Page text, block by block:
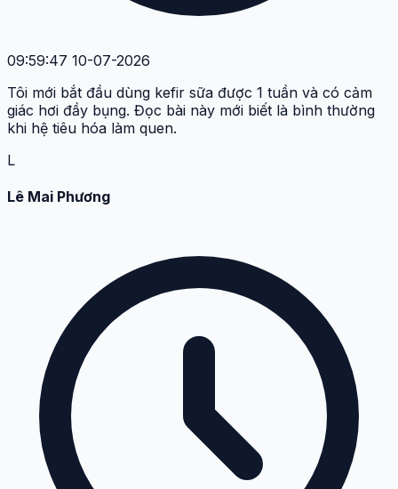
09:59:47 10-07-2026
Tôi mới bắt đầu dùng kefir sữa được 1 tuần và có cảm
giác hơi đầy bụng. Đọc bài này mới biết là bình thường
khi hệ tiêu hóa làm quen.
L
Lê Mai Phương